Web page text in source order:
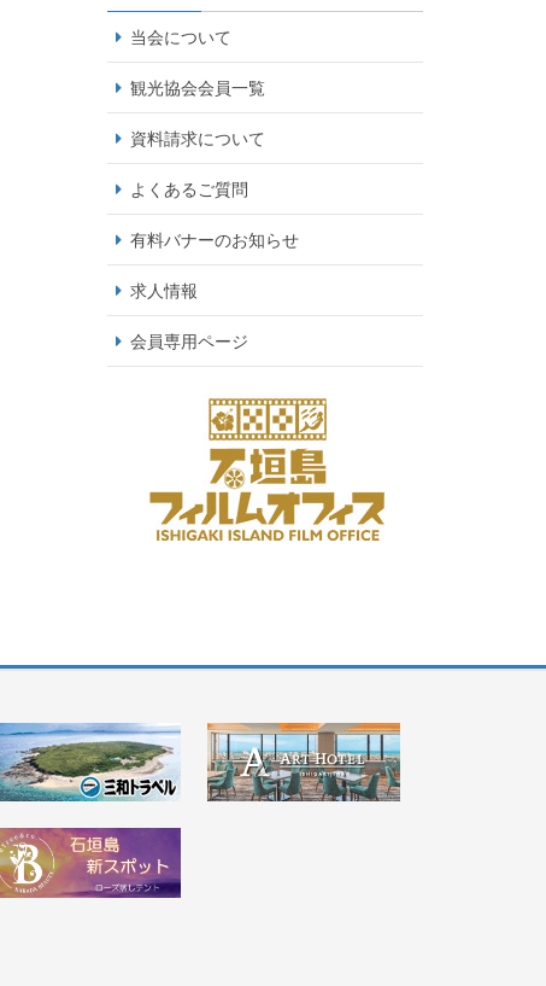
当会について
観光協会会員一覧
資料請求について
よくあるご質問
有料バナーのお知らせ
求人情報
会員専用ページ